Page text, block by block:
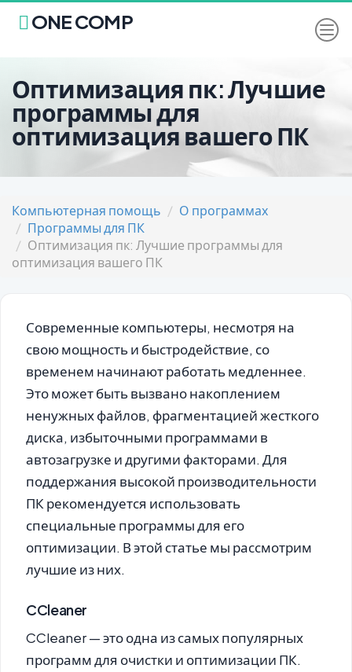
ONE COMP
Оптимизация пк: Лучшие
программы для
оптимизация вашего ПК
Компьютерная помощь
О программах
Программы для ПК
Оптимизация пк: Лучшие программы для
оптимизация вашего ПК
Современные компьютеры, несмотря на
свою мощность и быстродействие, со
временем начинают работать медленнее.
Это может быть вызвано накоплением
ненужных файлов, фрагментацией жесткого
диска, избыточными программами в
автозагрузке и другими факторами. Для
поддержания высокой производительности
ПК рекомендуется использовать
специальные программы для его
оптимизации. В этой статье мы рассмотрим
лучшие из них.
CCleaner
CCleaner— это одна из самых популярных
программ для очистки и оптимизации ПК.